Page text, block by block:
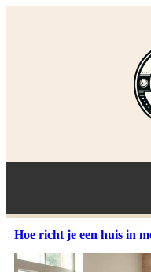
Hoe richt je een huis in